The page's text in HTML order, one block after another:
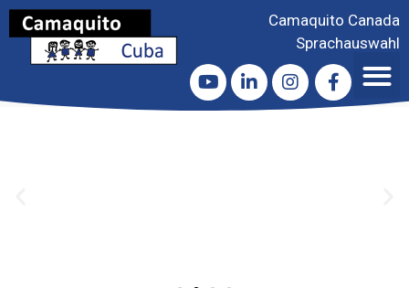
Camaquito Canada
Sprachauswahl